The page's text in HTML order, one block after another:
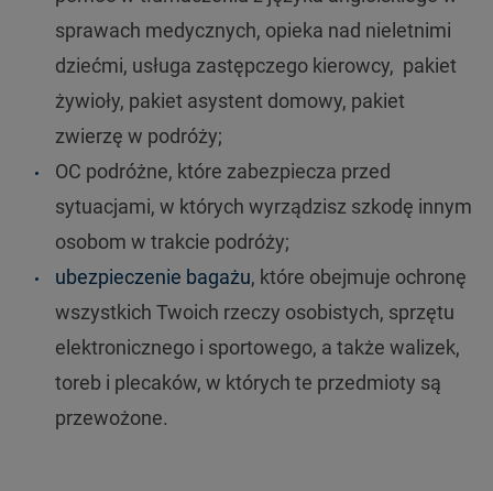
sprawach medycznych, opieka nad nieletnimi
dziećmi, usługa zastępczego kierowcy, pakiet
żywioły, pakiet asystent domowy, pakiet
zwierzę w podróży;
OC podróżne, które zabezpiecza przed
sytuacjami, w których wyrządzisz szkodę innym
osobom w trakcie podróży;
ubezpieczenie bagażu, które obejmuje ochronę
wszystkich Twoich rzeczy osobistych, sprzętu
elektronicznego i sportowego, a także walizek,
toreb i plecaków, w których te przedmioty są
przewożone.